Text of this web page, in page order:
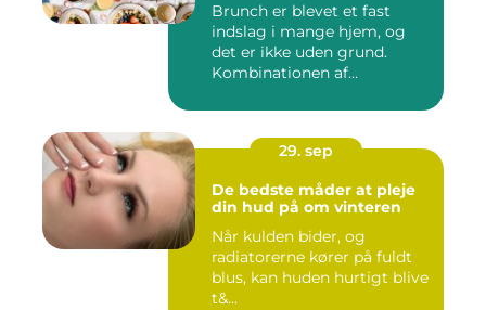
Brunch er blevet et fast
indslag i mange hjem, og
det er ikke uden grund.
Kombinationen af
29. sep
De bedste måder at pleje
din hud på om vinteren
Når kulden bider, og
radiatorerne kører på fuldt
blus, kan huden hurtigt blive
t&...